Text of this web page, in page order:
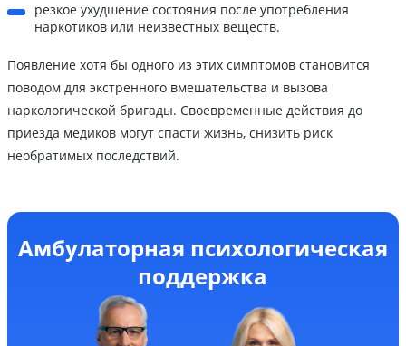
резкое ухудшение состояния после употребления
наркотиков или неизвестных веществ.
Появление хотя бы одного из этих симптомов становится
поводом для экстренного вмешательства и вызова
наркологической бригады. Своевременные действия до
приезда медиков могут спасти жизнь, снизить риск
необратимых последствий.
Амбулаторная психологическая
поддержка